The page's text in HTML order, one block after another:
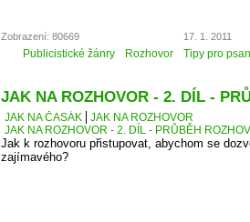
Zobrazení: 80669 17. 1. 2011
Publicistické žánry Rozhovor Tipy pro
JAK NA ROZHOVOR - 2. DÍL -
JAK NA ČASÁK
JAK NA ROZHOVOR
JAK NA ROZHOVOR - 2. DÍL - PRŮBĚH
Jak k rozhovoru přistupovat, abychom se
zajímavého?